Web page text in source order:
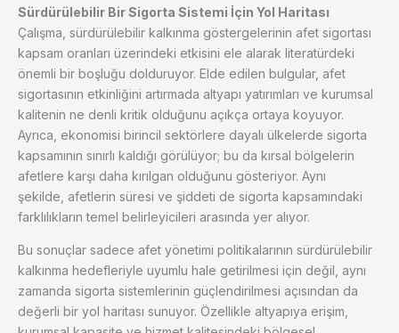
Sürdürülebilir Bir Sigorta Sistemi İçin Yol Haritası
Çalışma, sürdürülebilir kalkınma göstergelerinin afet sigortası
kapsam oranları üzerindeki etkisini ele alarak literatürdeki
önemli bir boşluğu dolduruyor. Elde edilen bulgular, afet
sigortasının etkinliğini artırmada altyapı yatırımları ve kurumsal
kalitenin ne denli kritik olduğunu açıkça ortaya koyuyor.
Ayrıca, ekonomisi birincil sektörlere dayalı ülkelerde sigorta
kapsamının sınırlı kaldığı görülüyor; bu da kırsal bölgelerin
afetlere karşı daha kırılgan olduğunu gösteriyor. Aynı
şekilde, afetlerin süresi ve şiddeti de sigorta kapsamındaki
farklılıkların temel belirleyicileri arasında yer alıyor.
Bu sonuçlar sadece afet yönetimi politikalarının sürdürülebilir
kalkınma hedefleriyle uyumlu hale getirilmesi için değil, aynı
zamanda sigorta sistemlerinin güçlendirilmesi açısından da
değerli bir yol haritası sunuyor. Özellikle altyapıya erişim,